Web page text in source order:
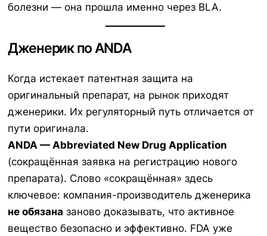
болезни — она прошла именно через BLA.
Дженерик по ANDA
Когда истекает патентная защита на
оригинальный препарат, на рынок приходят
дженерики. Их регуляторный путь отличается от
пути оригинала.
ANDA — Abbreviated New Drug Application
(сокращённая заявка на регистрацию нового
препарата). Слово «сокращённая» здесь
ключевое: компания-производитель дженерика
не обязана заново доказывать, что активное
вещество безопасно и эффективно. FDA уже